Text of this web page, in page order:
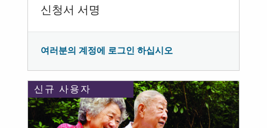
신청서 서명
여러분의 계정에 로그인 하십시오
신규 사용자